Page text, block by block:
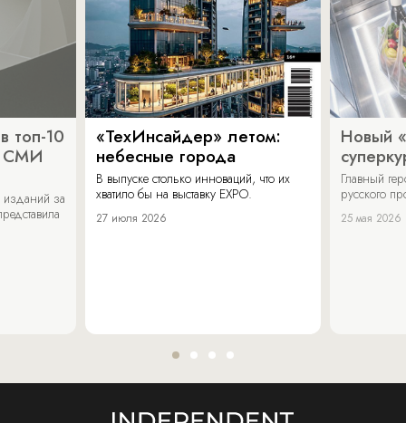
топ-10
СМИ
изданий за
«ТехИнсайдер» летом:
небесные города
В выпуске столько инноваций, что их
хватило бы на выставку EXPO.
27 июля 2026
Новый
Главный
русского
25 мая 2026